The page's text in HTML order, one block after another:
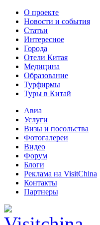
О проекте
Новости и события
Статьи
Интересное
Города
Отели Китая
Медицина
Образование
Турфирмы
Туры в Китай
Авиа
Услуги
Визы и посольства
Фотогалереи
Видео
Форум
Блоги
Реклама на VisitChina
Контакты
Партнеры